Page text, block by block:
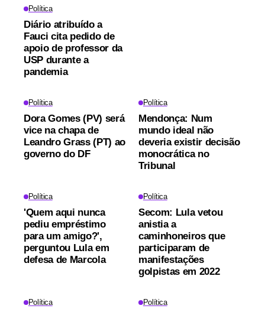
Política
Diário atribuído a
Fauci cita pedido de
apoio de professor da
USP durante a
pandemia
Política
Dora Gomes (PV) será
vice na chapa de
Leandro Grass (PT) ao
governo do DF
Política
Mendonça: Num
mundo ideal não
deveria existir decisão
monocrática no
Tribunal
Política
'Quem aqui nunca
pediu empréstimo
para um amigo?',
perguntou Lula em
defesa de Marcola
Política
Secom: Lula vetou
anistia a
caminhoneiros que
participaram de
manifestações
golpistas em 2022
Política Política